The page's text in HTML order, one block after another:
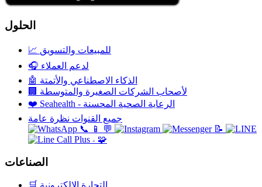
الحلول
📈 للمبيعات والتسويق
🎧 لدعم العملاء
🤖 الذكاء الاصطناعي والأتمتة
🏢 لأصحاب الشركات الصغيرة والمتوسطة
❤️
Seahealth - الرعاية الصحية المحسنة
جميع القنوات نظرة عامة
📞
📱 💬 📝
+ 🧩
الصناعات